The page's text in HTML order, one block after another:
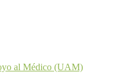
al Médico (UAM)